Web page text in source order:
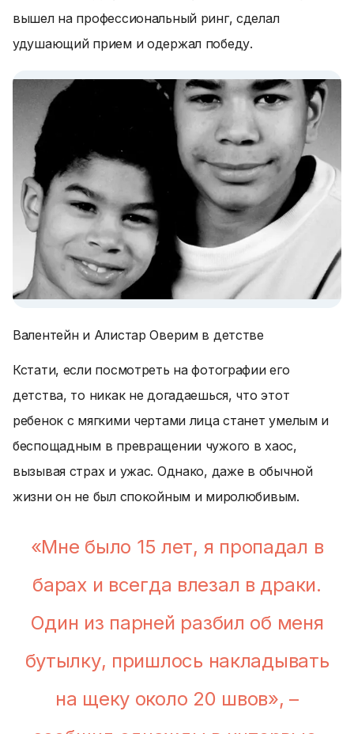
вышел на профессиональный ринг, сделал
удушающий прием и одержал победу.
Валентейн и Алистар Оверим в детстве
Кстати, если посмотреть на фотографии его
детства, то никак не догадаешься, что этот
ребенок с мягкими чертами лица станет умелым и
беспощадным в превращении чужого в хаос,
вызывая страх и ужас. Однако, даже в обычной
жизни он не был спокойным и миролюбивым.
«Мне было 15 лет, я пропадал в
барах и всегда влезал в драки.
Один из парней разбил об меня
бутылку, пришлось накладывать
на щеку около 20 швов», –